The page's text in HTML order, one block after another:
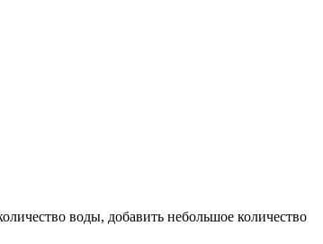
воды, добавить небольшое количество